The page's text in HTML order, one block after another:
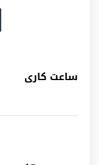
ساعت کاری